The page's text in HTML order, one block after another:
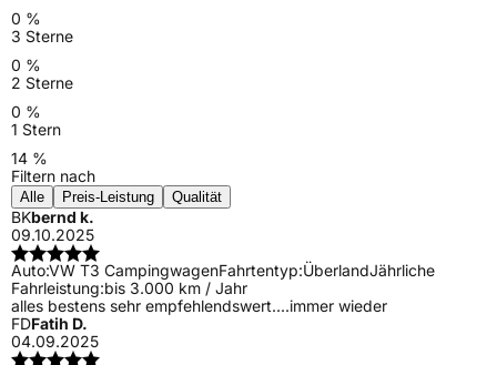
0 %
3 Sterne
0 %
2 Sterne
0 %
1 Stern
14 %
Filtern nach
Alle Preis-Leistung Qualität
BKbernd k.
09.10.2025
Auto:VW T3 CampingwagenFahrtentyp:ÜberlandJährliche
Fahrleistung:bis 3.000 km / Jahr
alles bestens sehr empfehlendswert....immer wieder
FDFatih D.
04.09.2025